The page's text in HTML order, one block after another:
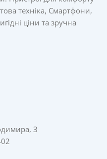
техніка, Смартфони,
ціни та зручна
3